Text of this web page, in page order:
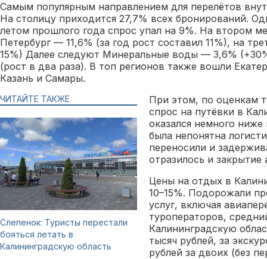
Самым популярным направлением для перелётов
На столицу приходится 27,7% всех бронирований.
летом прошлого года спрос упал на 9%. На втором
Петербург — 11,6% (за год рост составил 11%), на
15%) Далее следуют Минеральные воды — 3,6%
(рост в два раза). В топ регионов также вошли
Казань и Самары.
ЧИТАЙТЕ ТАКЖЕ
Слепенок: Туристы перестали
бояться летать в
Калининградскую область
При этом, по оценкам
спрос на путёвки в
оказался немного
была непонятна
переносили и
отразилось и
Цены на отдых в
10–15%. Подорожали
услуг, включая
туроператоров,
Калининградскую
тысяч рублей, за
рублей за двоих (без